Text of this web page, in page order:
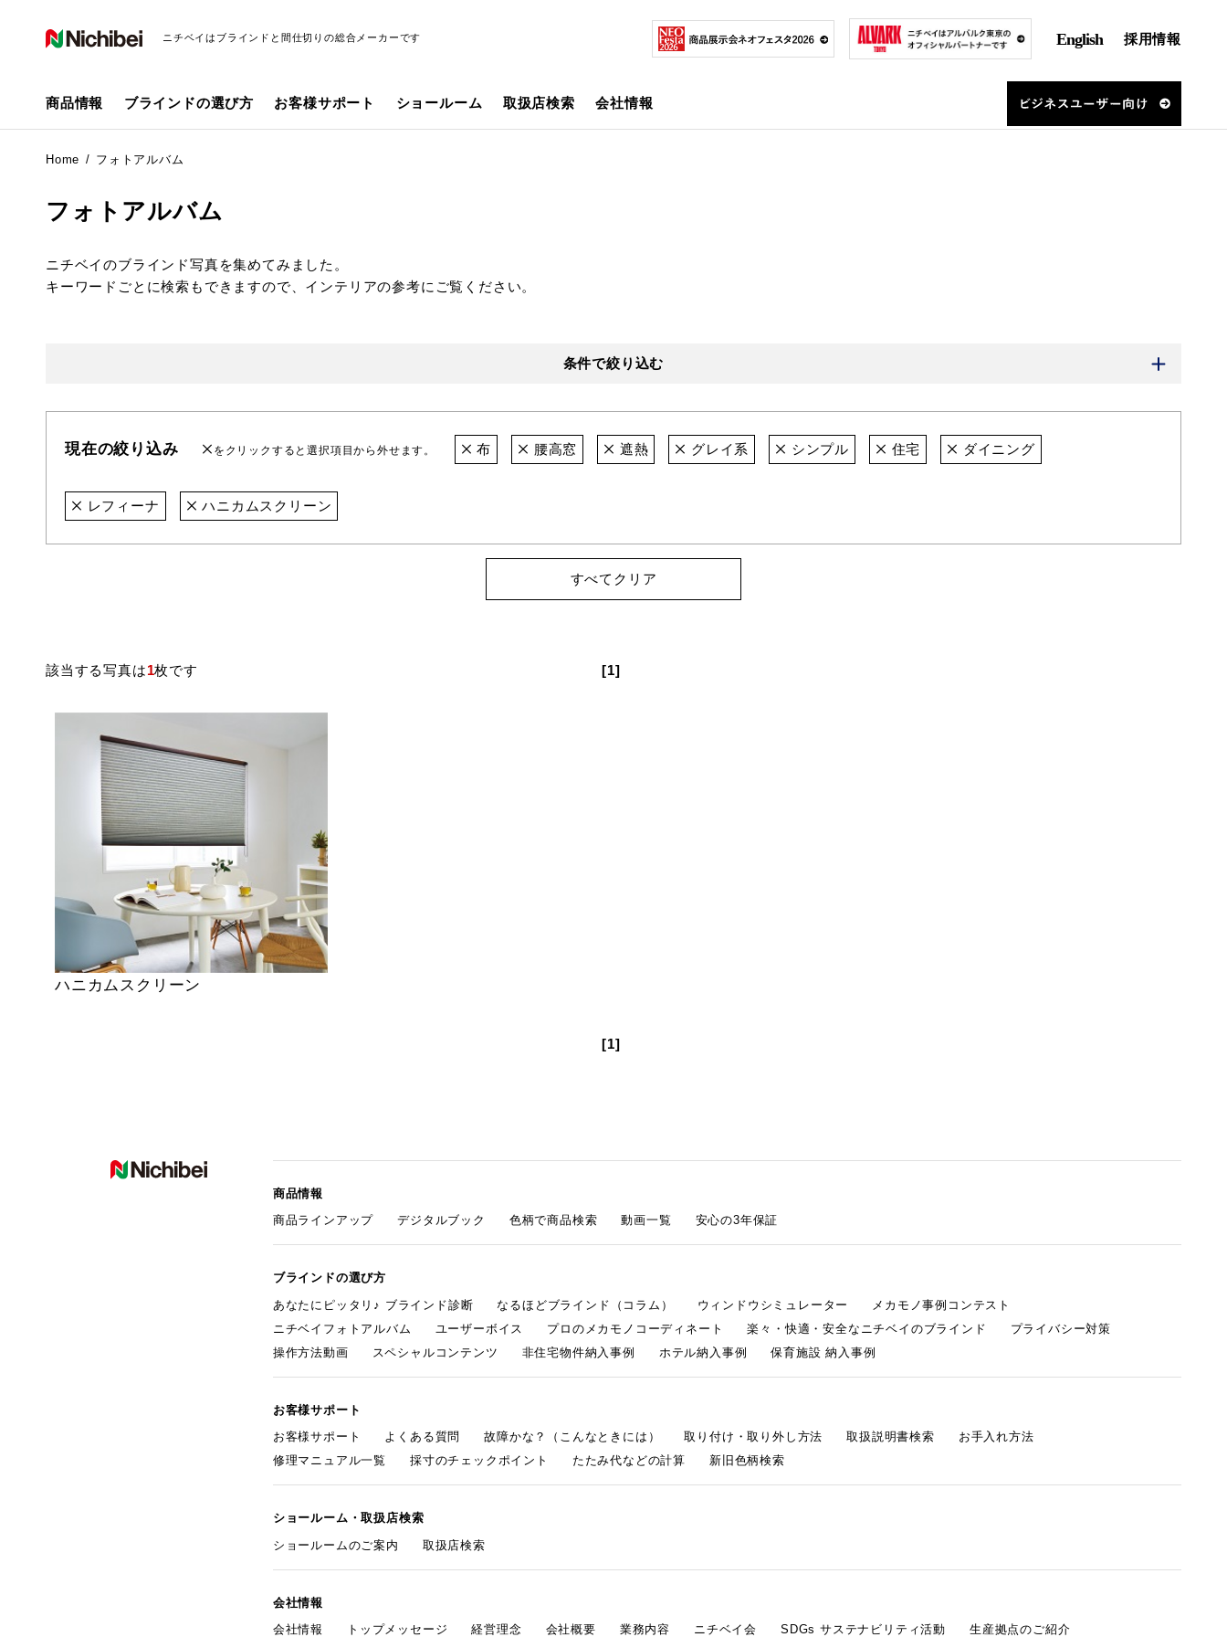
ニチベイはブラインドと間仕切りの総合メーカーです English 採用情報
商品情報 ブラインドの選び方 お客様サポート ショールーム 取扱店検索 会社情報
Home フォトアルバム
フォトアルバム
ニチベイのブラインド写真を集めてみました。
キーワードごとに検索もできますので、インテリアの参考にご覧ください。
条件で絞り込む
現在の絞り込み をクリックすると選択項目から外せます。 布 腰高窓 遮熱 グレイ系 シンプル 住宅 ダイニング
レフィーナ ハニカムスクリーン
すべてクリア
該当する写真は1枚です [1]
ハニカムスクリーン
[1]
商品情報
商品ラインアップ
デジタルブック 色柄で商品検索 動画一覧 安心の3年保証
ブラインドの選び方
あなたにピッタリ♪ ブラインド診断
なるほどブラインド（コラム） ウィンドウシミュレーター
メカモノ事例コンテスト
ニチベイフォトアルバム
ユーザーボイス プロのメカモノコーディネート 楽々・快適・安全なニチベイのブラインド
プライバシー対策
操作方法動画
スペシャルコンテンツ 非住宅物件納入事例 ホテル納入事例 保育施設 納入事例
お客様サポート
お客様サポート
よくある質問 故障かな？（こんなときには） 取り付け・取り外し方法 取扱説明書検索
お手入れ方法
修理マニュアル一覧
採寸のチェックポイント たたみ代などの計算 新旧色柄検索
ショールーム・取扱店検索
ショールームのご案内
取扱店検索
会社情報
会社情報
トップメッセージ 経営理念 会社概要 業務内容 ニチベイ会 SDGs サステナビリティ活動 生産拠点のご紹介